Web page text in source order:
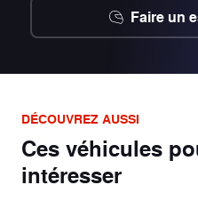
Faire un
DÉCOUVREZ AUSSI
Ces véhicules
intéresser